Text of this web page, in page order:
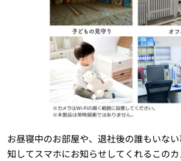
お昼寝中のお部屋や、退社後の誰もいな
知してスマホにお知らせしてくれるこの